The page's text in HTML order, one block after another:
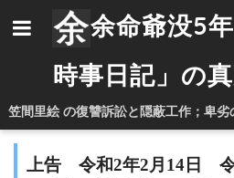
余命爺没5
時事日記」の
笠間里絵 の復讐訴訟と隠蔽工作；卑劣
上告 令和2年2月14日 令